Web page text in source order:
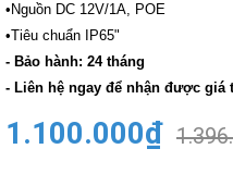
HOMEGY
Khóa
THIẾT
BÁO
CHÁY
•Nguồn DC 12V/1A, POE
•Tiêu chuẩn IP65"
- Bảo hành: 24 tháng
- Liên hệ ngay để nhận được giá
1.100.000₫